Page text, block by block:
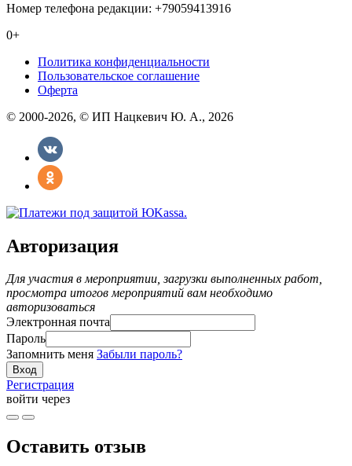
Номер телефона редакции: +79059413916
0+
Политика конфиденциальности
Пользовательское соглашение
Оферта
© 2000-2026, © ИП Нацкевич Ю. А., 2026
Авторизация
Для участия в мероприятии, загрузки выполненных работ,
просмотра итогов мероприятий вам необходимо
авторизоваться
Электронная почта
Пароль
Запомнить меня Забыли пароль?
Регистрация
войти через
Оставить отзыв